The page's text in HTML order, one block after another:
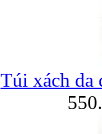
Túi xách da